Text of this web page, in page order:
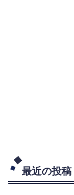
最近の投稿